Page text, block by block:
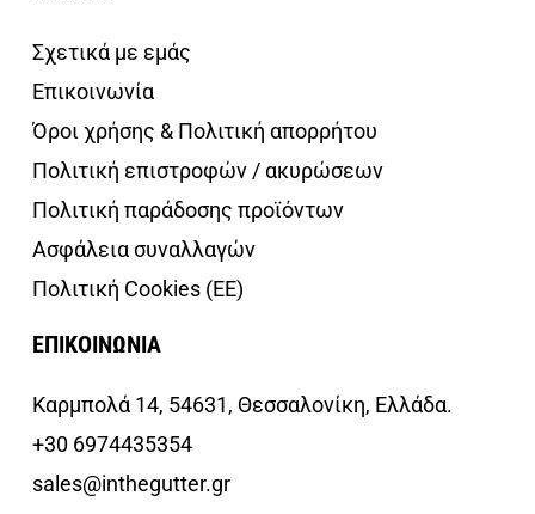
Σχετικά με εμάς
Επικοινωνία
Όροι χρήσης & Πολιτική απορρήτου
Πολιτική επιστροφών / ακυρώσεων
Πολιτική παράδοσης προϊόντων
Ασφάλεια συναλλαγών
Πολιτική Cookies (ΕΕ)
ΕΠΙΚΟΙΝΩΝΙΑ
Καρμπολά 14, 54631, Θεσσαλονίκη, Ελλάδα.
+30 6974435354
sales@inthegutter.gr